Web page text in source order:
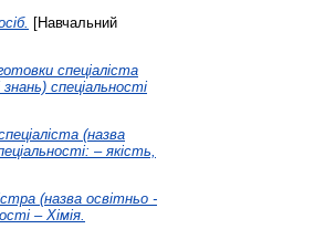
[Навчальний
спеціаліста
спеціальності
(назва
– якість,
(назва освітньо -
– Хімія.